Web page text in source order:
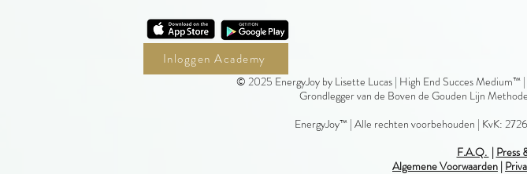
Inloggen Academy
© 2025 EnergyJoy by Lisette Lucas | High End Succes Medium™
Grondlegger van de Boven de Gouden Lijn
EnergyJoy™ | Alle rechten voorbehouden | KvK:
​F.A.Q. | Press
Algemene Voorwaarden |